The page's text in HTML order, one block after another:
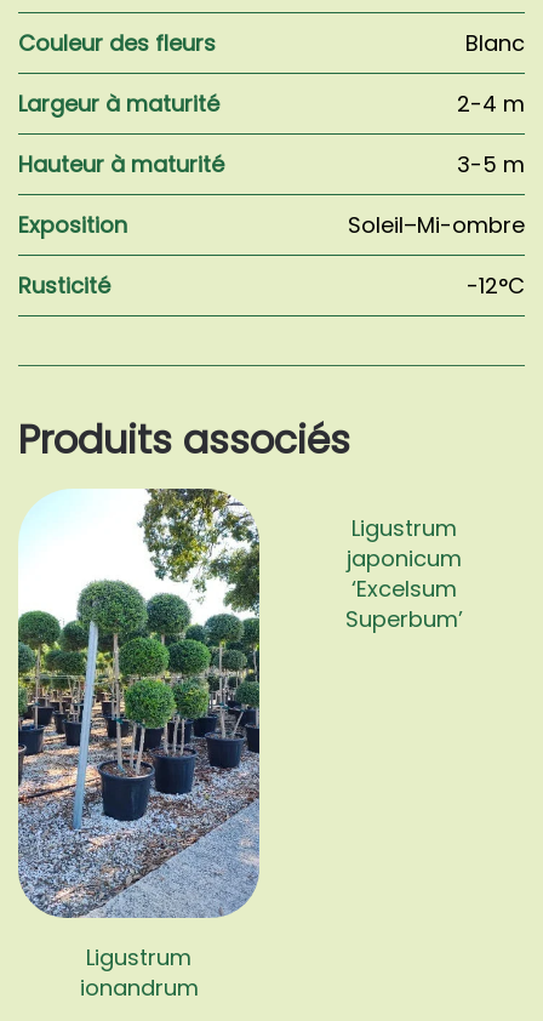
Couleur des fleurs
Blanc
Largeur à maturité
2-4 m
Hauteur à maturité
3-5 m
Exposition
Soleil–Mi-ombre
Rusticité
-12°C
Produits associés
Ligustrum
ionandrum
Ligustrum
japonicum
‘Excelsum
Superbum’